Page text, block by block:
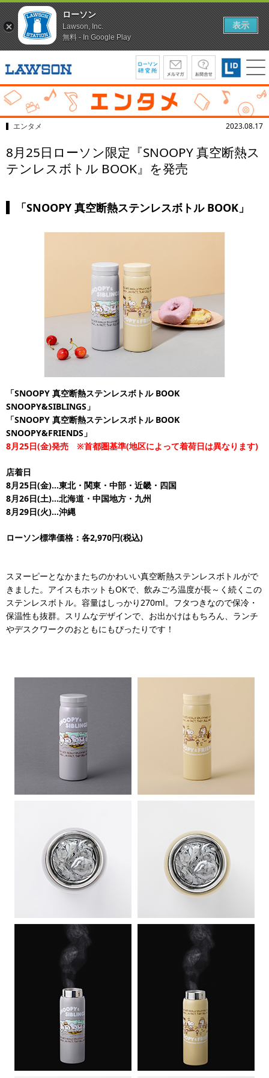
エンタメ 2023.08.17
8月25日ローソン限定『SNOOPY 真空断熱ス
テンレスボトル BOOK』を発売
「SNOOPY 真空断熱ステンレスボトル BOOK」
「SNOOPY 真空断熱ステンレスボトル BOOK
SNOOPY&SIBLINGS」
「SNOOPY 真空断熱ステンレスボトル BOOK
SNOOPY&FRIENDS」
8月25日(金)発売 ※首都圏基準(地区によって着荷日は異なります)
店着日
8月25日(金)…東北・関東・中部・近畿・四国
8月26日(土)…北海道・中国地方・九州
8月29日(火)…沖縄
ローソン標準価格：各2,970円(税込)
スヌーピーとなかまたちのかわいい真空断熱ステンレスボトルがで
きました。アイスもホットもOKで、飲みごろ温度が長～く続くこの
ステンレスボトル。容量はしっかり270ml。フタつきなので保冷・
保温性も抜群。スリムなデザインで、お出かけはもちろん、ランチ
やデスクワークのおともにもぴったりです！
ローソン
Lawson, Inc.
無料 - In Google Play
表示